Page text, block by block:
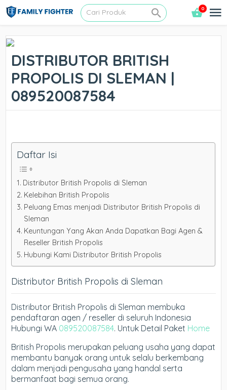
0
DISTRIBUTOR BRITISH
PROPOLIS DI SLEMAN |
089520087584
Daftar Isi
Distributor British Propolis di Sleman
Kelebihan British Propolis
Peluang Emas menjadi Distributor British Propolis di
Sleman
Keuntungan Yang Akan Anda Dapatkan Bagi Agen &
Reseller British Propolis
Hubungi Kami Distributor British Propolis
Distributor British Propolis di Sleman
Distributor British Propolis di Sleman membuka
pendaftaran agen / reseller di seluruh Indonesia
Hubungi WA 089520087584. Untuk Detail Paket Home
British Propolis merupakan peluang usaha yang dapat
membantu banyak orang untuk selalu berkembang
dalam menjadi pengusaha yang handal serta
bermanfaat bagi semua orang.